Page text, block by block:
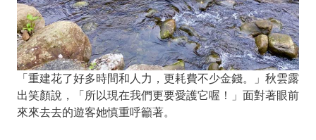
「重建花了好多時間和人力，更耗費不少金錢。」秋雲露
出笑顏說，「所以現在我們更要愛護它喔！」面對著眼前
來來去去的遊客她慎重呼籲著。